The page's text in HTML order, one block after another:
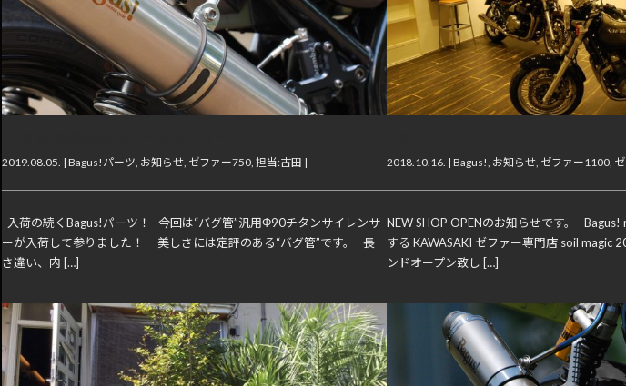
2019.08.05. | Bagus!パーツ お知らせ ゼファー750 担当:古田 |
入荷の続くBagus!パーツ！ 今回は“バグ管”汎用Φ90チタンサイレンサ
ーが入荷して参りました！ 美しさには定評のある“バグ管”です。 長
さ違い、内 […]
2018.10.16. | Bagus! お知らせ, ゼファー1100,
NEW SHOP OPENのお知らせです。
する KAWASAKI ゼファー専門店 soil magic
ンドオープン致し […]